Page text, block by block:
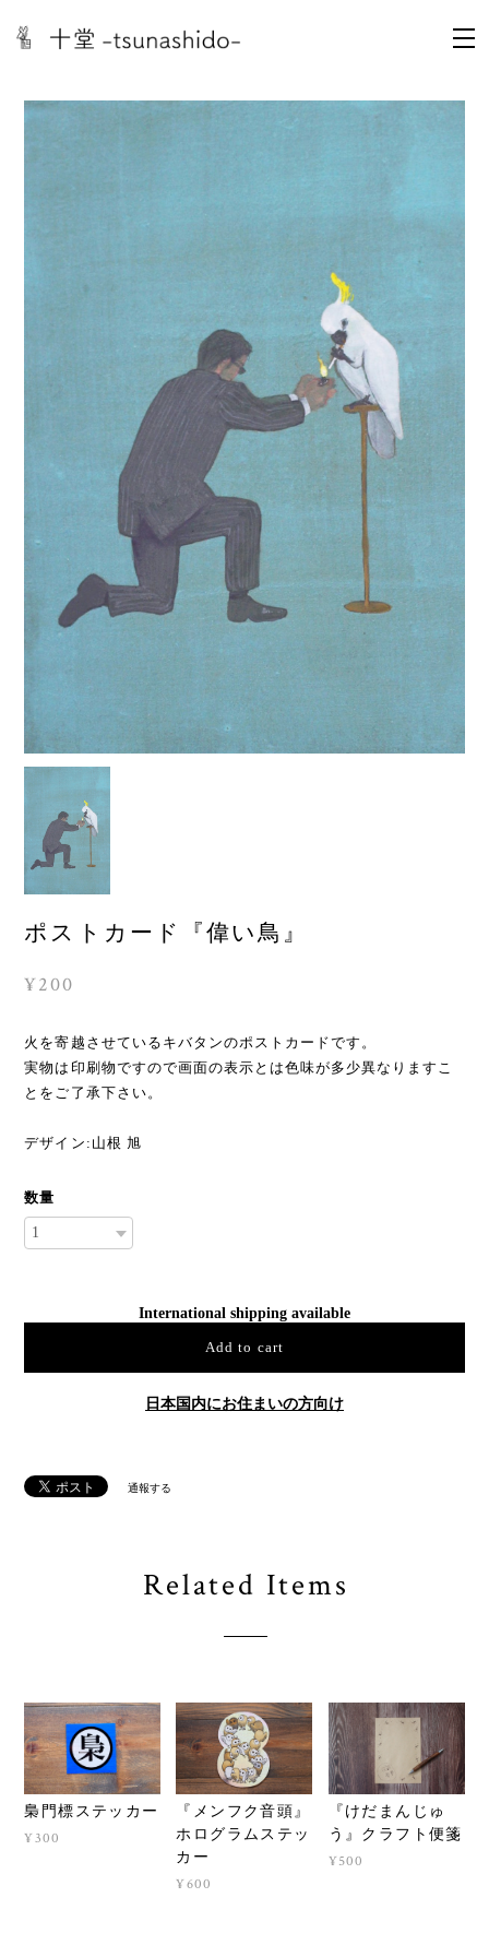
ポストカード『偉い鳥』
¥200
火を寄越させているキバタンのポストカードです。
実物は印刷物ですので画面の表示とは色味が多少異なりますこ
とをご了承下さい。
デザイン:山根 旭
数量
International shipping available
Add to cart
日本国内にお住まいの方向け
通報する
Related Items
梟門標ステッカー
¥300
『メンフク音頭』
ホログラムステッ
カー
¥600
『けだまんじゅ
う』クラフト便箋
¥500